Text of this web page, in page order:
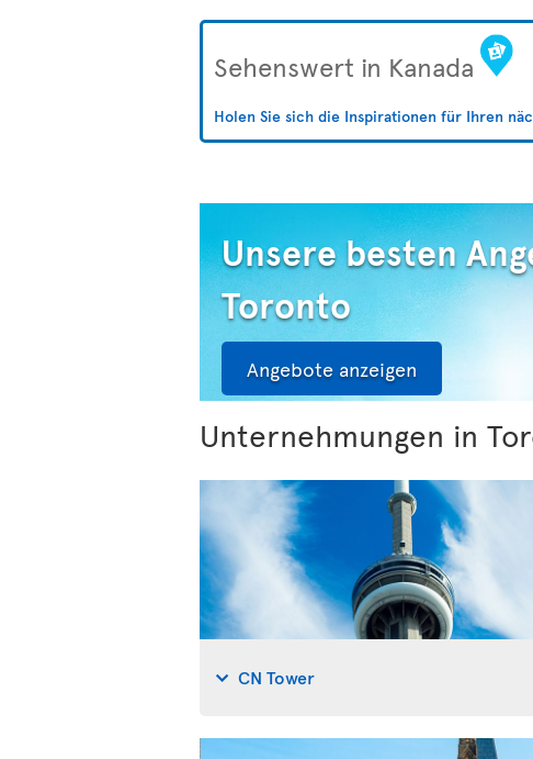
Sehenswert in Kanada
Holen Sie sich die Inspirationen für Ihren
Unsere besten
Toronto
Angebote anzeigen
Unternehmungen in
CN Tower